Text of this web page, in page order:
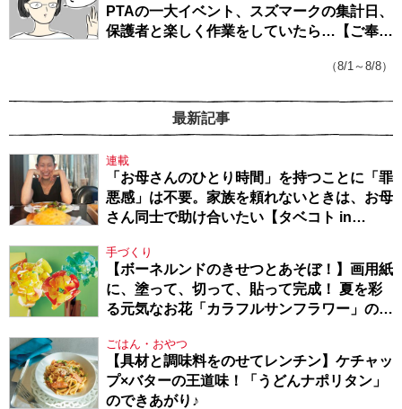
PTAの一大イベント、スズマークの集計日、
保護者と楽しく作業をしていたら…【ご奉仕
（8/1～8/8）
最新記事
連載
「お母さんのひとり時間」を持つことに「罪
悪感」は不要。家族を頼れないときは、お母
さん同士で助け合いたい【タベコト in
手づくり
【ボーネルンドのきせつとあそぼ！】画用紙
に、塗って、切って、貼って完成！ 夏を彩
る元気なお花「カラフルサンフラワー」の作
ごはん・おやつ
【具材と調味料をのせてレンチン】ケチャッ
プ×バターの王道味！「うどんナポリタン」
のできあがり♪